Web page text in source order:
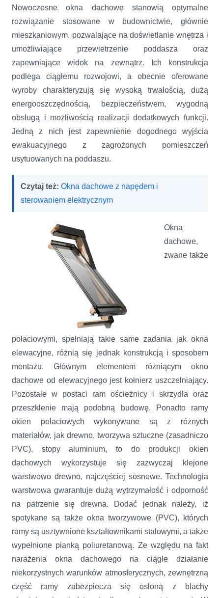
Nowoczesne okna dachowe stanowią optymalne
rozwiązanie stosowane w budownictwie, głównie
mieszkaniowym, pozwalające na doświetlanie wnętrza i
umożliwiające przewietrzenie poddasza oraz
zapewniające widok na zewnątrz. Ich konstrukcja
podlega ciągłemu rozwojowi, a obecnie oferowane
wyroby charakteryzują się wysoką trwałością, dużą
energooszczędnością, bezpieczeństwem, wygodną
obsługą i możliwością realizacji dodatkowych funkcji.
Jedną z nich jest zapewnienie dogodnego wyjścia
ewakuacyjnego z zagrożonych pomieszczeń
usytuowanych na poddaszu.
Czytaj też: Okna dachowe z napędem i
sterowaniem elektrycznym
Okna
dachowe,
zwane także
połaciowymi, spełniają takie same zadania jak okna
elewacyjne, różnią się jednak konstrukcją i sposobem
montażu. Głównym elementem różniącym okno
dachowe od elewacyjnego jest kołnierz uszczelniający.
Pozostałe w postaci ram ościeżnicy i skrzydła oraz
przeszklenie mają podobną budowę. Ponadto ramy
okien połaciowych wykonywane są z różnych
materiałów, jak drewno, tworzywa sztuczne (zasadniczo
PVC), stopy aluminium, to do produkcji okien
dachowych wykorzystuje się zazwyczaj klejone
warstwowo drewno, najczęściej sosnowe. Technologia
warstwowa gwarantuje dużą wytrzymałość i odporność
na patrzenie się drewna. Dodać jednak należy, iż
spotykane są także okna tworzywowe (PVC), których
ramy są usztywnione kształtownikami stalowymi, a także
wypełnione pianką poliuretanową. Ze względu na fakt
narażenia okna dachowego na ciągłe działanie
niekorzystnych warunków atmosferycznych, zewnętrzną
część ramy zabezpiecza się osłoną z blachy